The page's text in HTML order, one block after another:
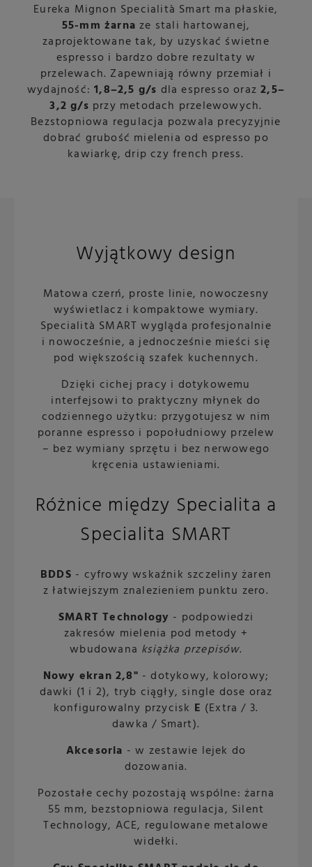
Eureka Mignon Specialità Smart ma płaskie,
55-mm żarna ze stali hartowanej,
zaprojektowane tak, by uzyskać świetne
espresso i bardzo dobre rezultaty w
przelewach. Zapewniają równy przemiał i
wydajność:1,8–2,5 g/s dla espresso oraz2,5–
3,2 g/s przy metodach przelewowych.
Bezstopniowa regulacja pozwala precyzyjnie
dobrać grubość mielenia od espresso po
kawiarkę, drip czy french press.
Wyjątkowy design
Matowa czerń, proste linie, nowoczesny
wyświetlacz i kompaktowe wymiary.
Specialità SMART wygląda profesjonalnie
i nowocześnie, a jednocześnie mieści się
pod większością szafek kuchennych.
Dzięki cichej pracy i dotykowemu
interfejsowi to praktyczny młynek do
codziennego użytku: przygotujesz w nim
poranne espresso i popołudniowy przelew
– bez wymiany sprzętu i bez nerwowego
kręcenia ustawieniami.
Różnice między Specialita a
Specialita SMART
BDDS - cyfrowy wskaźnik szczeliny żaren
z łatwiejszym znalezieniem punktu zero.
SMART Technology - podpowiedzi
zakresów mielenia pod metody +
wbudowana książka przepisów.
Nowy ekran 2,8" - dotykowy, kolorowy;
dawki (1 i 2), tryb ciągły, single dose oraz
konfigurowalny przycisk E (Extra / 3.
dawka / Smart).
Akcesoria - w zestawie lejek do
dozowania.
Pozostałe cechy pozostają wspólne: żarna
55 mm, bezstopniowa regulacja, Silent
Technology, ACE, regulowane metalowe
widełki.